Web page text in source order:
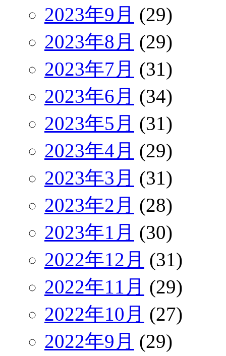
2023年9月 (29)
2023年8月 (29)
2023年7月 (31)
2023年6月 (34)
2023年5月 (31)
2023年4月 (29)
2023年3月 (31)
2023年2月 (28)
2023年1月 (30)
2022年12月 (31)
2022年11月 (29)
2022年10月 (27)
2022年9月 (29)